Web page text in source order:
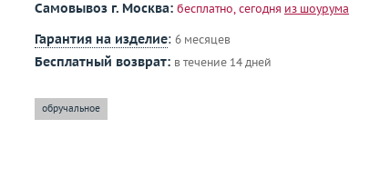
Самовывоз г. Москва: бесплатно, сегодня из шоурума
Гарантия на изделие: 6 месяцев
Бесплатный возврат: в течение 14 дней
обручальное